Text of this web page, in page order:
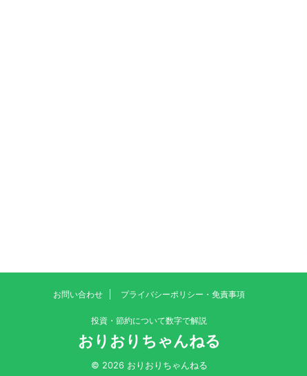
お問い合わせ プライバシーポリシー・免責事項
投資・節約について数字で解説
おりおりちゃんねる
© 2026 おりおりちゃんねる